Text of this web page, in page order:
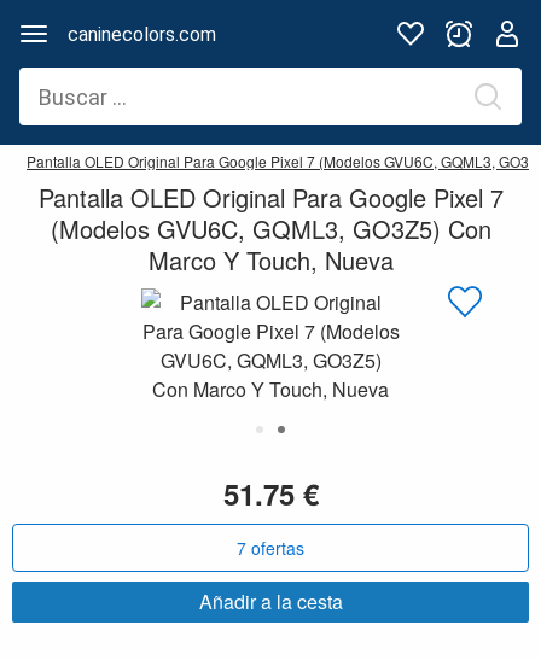
caninecolors.com
Pantalla OLED Original Para Google Pixel 7 (Modelos GVU6C, GQML3,
51.75 €
7 ofertas
Añadir a la cesta
Pantalla OLED Original Para Google Pixel 7
(Modelos GVU6C, GQML3, GO3Z5) Con
Marco Y Touch, Nueva